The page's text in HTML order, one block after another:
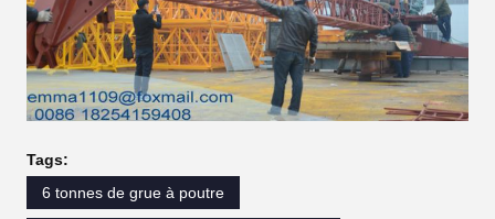
Tags:
6 tonnes de grue à poutre